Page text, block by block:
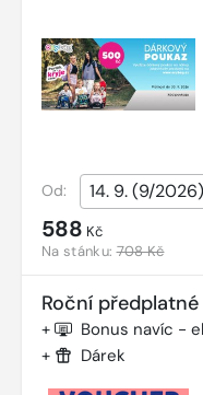
Od:
588 Kč
Na stánku:708 Kč
Roční předplatné
+ Bonus navíc -
+ Dárek